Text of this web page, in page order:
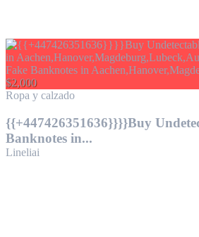
$2,000
Ropa y calzado
{{+447426351636}}}}Buy
Banknotes in...
Lineliai